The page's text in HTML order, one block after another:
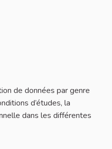
de données par genre
d’études, la
dans les différentes